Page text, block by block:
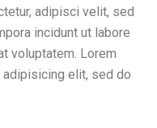
adipisci velit, sed
incidunt ut labore
voluptatem. Lorem
elit, sed do